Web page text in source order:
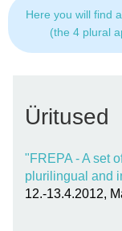
Here you will find
(the 4 plural
Üritused
"FREPA - A set
plurilingual and
12.-13.4.2012,